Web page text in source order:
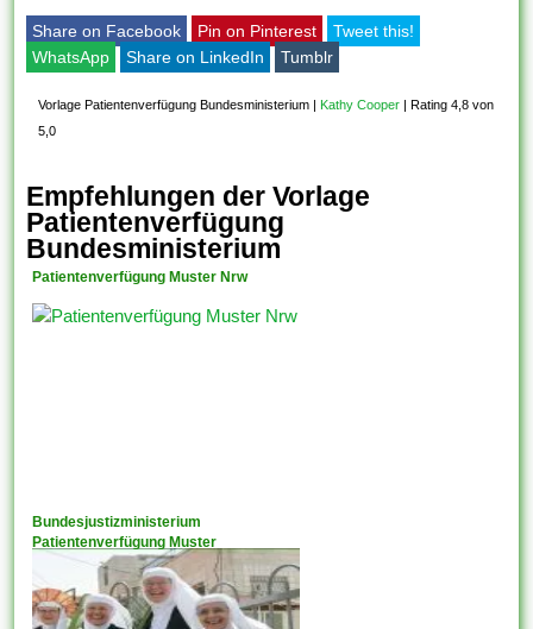
Share on Facebook Pin on Pinterest
Tweet this!
WhatsApp
Share on LinkedIn Tumblr
Vorlage Patientenverfügung Bundesministerium Kathy Cooper
Rating 4,8 von
5,0
Empfehlungen der Vorlage
Patientenverfügung
Bundesministerium
Patientenverfügung Muster Nrw
Bundesjustizministerium
Patientenverfügung Muster